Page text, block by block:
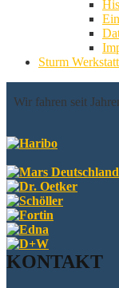
Sturm
Wir fahren seit
KONTAKT